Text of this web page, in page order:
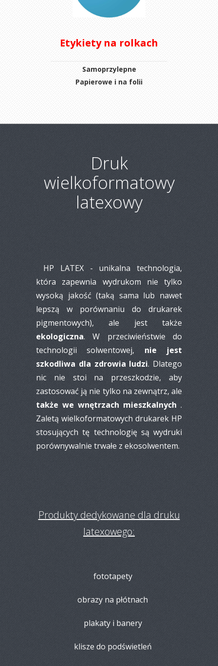
Etykiety na rolkach
Samoprzylepne
Papierowe i na folii
Druk
wielkoformatowy
latexowy
HP LATEX - unikalna technologia,
która zapewnia wydrukom nie tylko
wysoką jakość (taką sama lub nawet
lepszą w porównaniu do drukarek
pigmentowych), ale jest także
ekologiczna. W przeciwieństwie do
technologii solwentowej,nie jest
szkodliwa dla zdrowia ludzi. Dlatego
nic nie stoi na przeszkodzie, aby
zastosować ją nie tylko na zewnątrz, ale
także we wnętrzach mieszkalnych.
Zaletą wielkoformatowych drukarek HP
stosujących tę technologię są wydruki
porównywalnie trwałe z ekosolwentem.
Produkty dedykowane dla druku
latexowego:
fototapety
obrazy na płótnach
plakaty i banery
klisze do podświetleń